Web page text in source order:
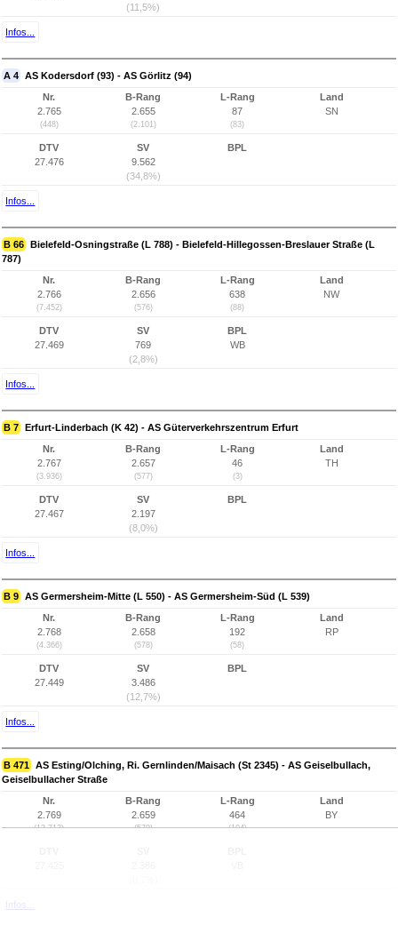
(11,5%)
Infos...
A 4 AS Kodersdorf (93) - AS Görlitz (94)
Nr.
2.765
(448)
B-Rang
2.655
(2.101)
L-Rang
87
(83)
Land
SN
DTV
27.476
SV
9.562
(34,8%)
BPL
Infos...
B 66 Bielefeld-Osningstraße (L 788) - Bielefeld-Hillegossen-Breslauer Straße (L
787)
Nr.
2.766
(7.452)
B-Rang
2.656
(576)
L-Rang
638
(88)
Land
NW
DTV
27.469
SV
769
(2,8%)
BPL
WB
Infos...
B 7 Erfurt-Linderbach (K 42) - AS Güterverkehrszentrum Erfurt
Nr.
2.767
(3.936)
B-Rang
2.657
(577)
L-Rang
46
(3)
Land
TH
DTV
27.467
SV
2.197
(8,0%)
BPL
Infos...
B 9 AS Germersheim-Mitte (L 550) - AS Germersheim-Süd (L 539)
Nr.
2.768
(4.366)
B-Rang
2.658
(578)
L-Rang
192
(58)
Land
RP
DTV
27.449
SV
3.486
(12,7%)
BPL
Infos...
B 471 AS Esting/Olching, Ri. Gernlinden/Maisach (St 2345) - AS Geiselbullach,
Geiselbullacher Straße
Nr.
2.769
(13.713)
B-Rang
2.659
(579)
L-Rang
464
(104)
Land
BY
Infos...